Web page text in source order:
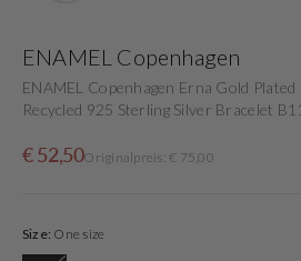
ENAMEL Copenhagen
ENAMEL Copenhagen Erna Gold Plated
Recycled 925 Sterling Silver Bracelet
Verkaufspreis
€ 52,50
NormalerOriginalpreis: € 75,00
Size: One size